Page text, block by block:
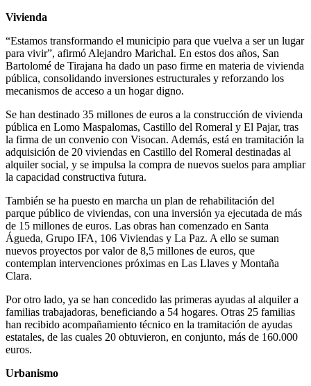
Vivienda
“Estamos transformando el municipio para que vuelva a ser un lugar
para vivir”, afirmó Alejandro Marichal. En estos dos años, San
Bartolomé de Tirajana ha dado un paso firme en materia de vivienda
pública, consolidando inversiones estructurales y reforzando los
mecanismos de acceso a un hogar digno.
Se han destinado 35 millones de euros a la construcción de vivienda
pública en Lomo Maspalomas, Castillo del Romeral y El Pajar, tras
la firma de un convenio con Visocan. Además, está en tramitación la
adquisición de 20 viviendas en Castillo del Romeral destinadas al
alquiler social, y se impulsa la compra de nuevos suelos para ampliar
la capacidad constructiva futura.
También se ha puesto en marcha un plan de rehabilitación del
parque público de viviendas, con una inversión ya ejecutada de más
de 15 millones de euros. Las obras han comenzado en Santa
Águeda, Grupo IFA, 106 Viviendas y La Paz. A ello se suman
nuevos proyectos por valor de 8,5 millones de euros, que
contemplan intervenciones próximas en Las Llaves y Montaña
Clara.
Por otro lado, ya se han concedido las primeras ayudas al alquiler a
familias trabajadoras, beneficiando a 54 hogares. Otras 25 familias
han recibido acompañamiento técnico en la tramitación de ayudas
estatales, de las cuales 20 obtuvieron, en conjunto, más de 160.000
euros.
Urbanismo